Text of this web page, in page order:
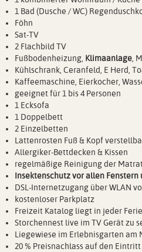
1 Bad (Dusche / WC)
Föhn
Sat-TV
2 Flachbild TV
Fußbodenheizung, Klimaanlage ,
Kühlschrank, Ceranfeld, E Herd,
Kaffeemaschine, Eierkocher,
geeignet für 1 bis 4 Personen
1 Ecksofa
1 Doppelbett
2 Einzelbetten
Lattenrosten Fuß & Kopf
Allergiker-Bettdecken & Kissen
regelmäßige Reinigung der
Insektenschutz vor allen Fenstern
DSL-Internetzugang über WLAN
kostenloser Parkplatz
Freizeit Katalog liegt in jeder
Storchennest live im TV Gerät zu
Liegewiese im Erlebnisgarten am
20 % Preisnachlass auf den